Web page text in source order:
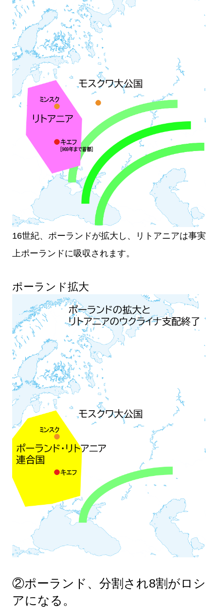
16世紀、ポーランドが拡大し、リトアニアは事実
上ポーランドに吸収されます。
ポーランド拡大
②ポーランド、分割され8割がロシ
アになる。